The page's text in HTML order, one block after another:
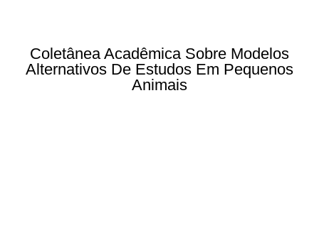
Coletânea Acadêmica Sobre Modelos
Alternativos De Estudos Em Pequenos
Animais